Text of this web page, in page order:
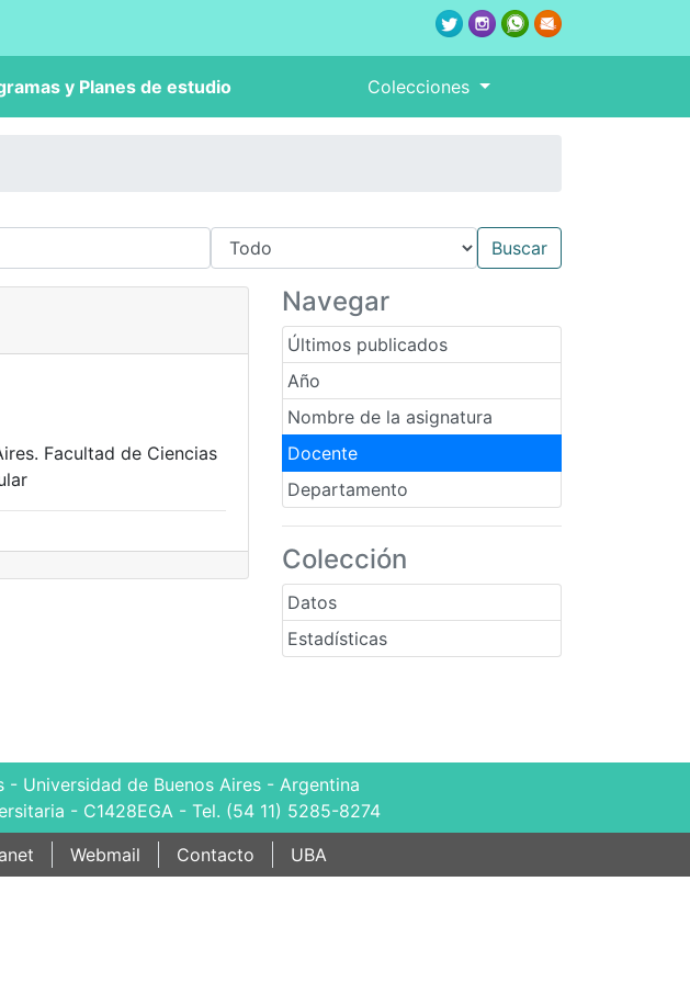
y Planes de estudio Colecciones
Navegar
Últimos publicados
Año
Nombre de la asignatura
Docente
Departamento
Colección
Datos
Estadísticas
Facultad de Ciencias
Universidad de Buenos Aires - Argentina
- C1428EGA - Tel. (54 11) 5285-8274
Webmail Contacto UBA